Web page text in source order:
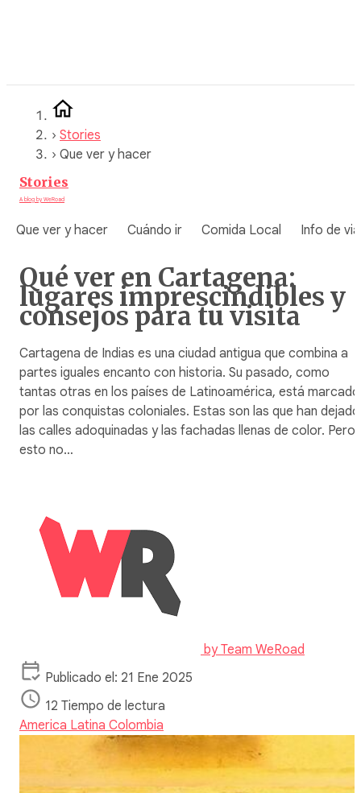
› Stories
› Que ver y hacer
Stories
A blog by WeRoad
Que ver y hacer Cuándo ir Comida Local Info de
Qué ver en Cartagena:
lugares imprescindibles y
consejos para tu visita
Cartagena de Indias es una ciudad antigua que combina a
partes iguales encanto con historia. Su pasado, como
tantas otras en los países de Latinoamérica, está marcado
por las conquistas coloniales. Estas son las que han dejado
las calles adoquinadas y las fachadas llenas de color. Pero
esto no…
byTeam WeRoad
Publicado el: 21 Ene 2025
12 Tiempo de lectura
America Latina Colombia